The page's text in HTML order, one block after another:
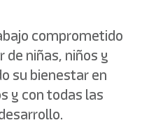
comprometido
de niñas, niños y
su bienestar en
y con todas las